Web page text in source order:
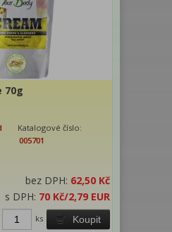
70g
Katalogové číslo:
005701
bez DPH: 62,50 Kč
s DPH: 70 Kč/2,79 EUR
Koupit
ks